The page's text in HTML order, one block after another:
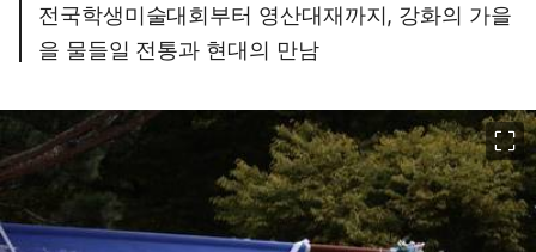
전국학생미술대회부터 영산대재까지, 강화의 가을
을 물들일 전통과 현대의 만남